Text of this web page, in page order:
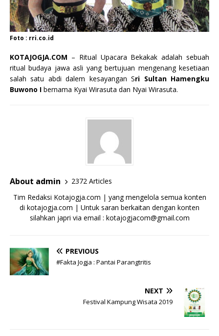
Foto : rri.co.id
KOTAJOGJA.COM – Ritual Upacara Bekakak adalah sebuah
ritual budaya jawa asli yang bertujuan mengenang kesetiaan
salah satu abdi dalem kesayangan Sri Sultan Hamengku
Buwono I bernama Kyai Wirasuta dan Nyai Wirasuta.
About admin
2372 Articles
Tim Redaksi Kotajogja.com | yang mengelola semua konten
di kotajogja.com | Untuk saran berkaitan dengan konten
silahkan japri via email : kotajogjacom@gmail.com
PREVIOUS
#Fakta Jogja : Pantai Parangtritis
NEXT
Festival Kampung Wisata 2019